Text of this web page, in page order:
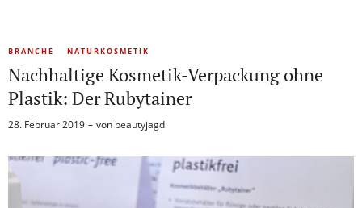
BRANCHE NATURKOSMETIK
Nachhaltige Kosmetik-Verpackung ohne
Plastik: Der Rubytainer
28. Februar 2019 von beautyjagd